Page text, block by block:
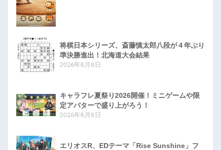
将棋日本シリーズ、斎藤慎太郎八段が４年ぶり
準決勝進出！北海道大会結果
2026年8月8日
キャラフレ夏祭り2026開催！ミニゲームや限
定アバターで盛り上がろう！
2026年8月8日
エリオスR、EDテーマ「Rise Sunshine」フ